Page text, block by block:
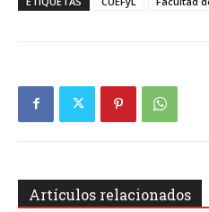
Artículos relacionados